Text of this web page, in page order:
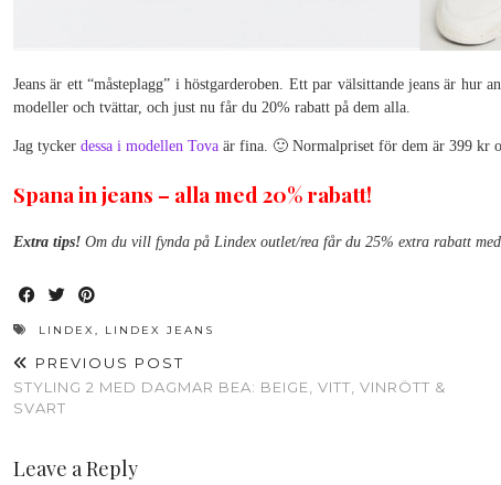
Jeans är ett “måsteplagg” i höstgarderoben. Ett par välsittande jeans är hur
modeller och tvättar, och just nu får du 20% rabatt på dem alla.
Jag tycker dessa i modellen Tova är fina. 🙂 Normalpriset för dem är 399 kr
Spana in jeans – alla med 20% rabatt!
Extra tips! Om du vill fynda på Lindex outlet/rea får du 25% extra rabatt
LINDEX , LINDEX JEANS
PREVIOUS POST
STYLING 2 MED DAGMAR BEA: BEIGE, VITT, VINRÖTT &
SVART
Leave a Reply